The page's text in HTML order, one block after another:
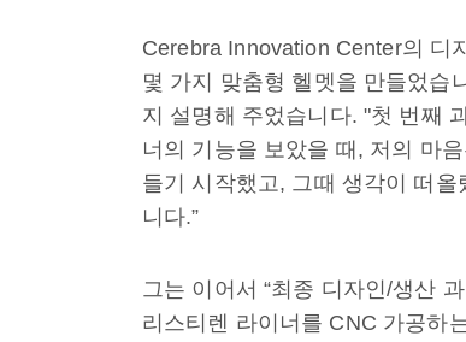
Cerebra Innovation Center의 디
몇 가지 맞춤형 헬멧을 만들었습
지 설명해 주었습니다. "첫 번째
너의 기능을 보았을 때, 저의 마
들기 시작했고, 그때 생각이 떠
니다.”
그는 이어서 “최종 디자인/생산
리스티렌 라이너를 CNC 가공하